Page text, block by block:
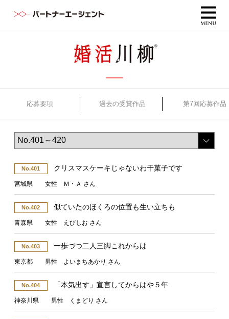
応募要項 過去の受賞作品 第7回応募作品
No.401 クリスマスケーキじゃないわ干菓子です
宮城県 女性 Ｍ・Ａ さん
No.402 似ていたのほくろの位置も生い立ちも
青森県 女性 えびしお さん
No.403 一歩づつ二人三脚これからは
東京都 男性 よいまちあかり さん
No.404 「本気出す」宣言してからはや５年
神奈川県 男性 くまどり さん